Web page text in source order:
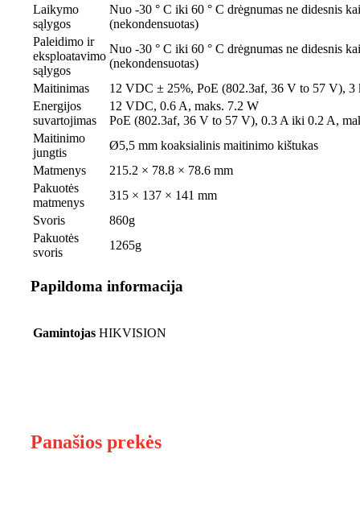
Laikymo
sąlygos
Nuo -30 ° C iki 60 ° C drėgnumas ne didesnis
(nekondensuotas)
Paleidimo ir
eksploatavimo
sąlygos
Nuo -30 ° C iki 60 ° C drėgnumas ne didesnis
(nekondensuotas)
Maitinimas
12 VDC ± 25%, PoE (802.3af, 36 V to 57 V), 3
Energijos
suvartojimas
12 VDC, 0.6 A, maks. 7.2 W
PoE (802.3af, 36 V to 57 V), 0.3 A iki 0.2 A,
Maitinimo
jungtis
Ø5,5 mm koaksialinis maitinimo kištukas
Matmenys
215.2 × 78.8 × 78.6 mm
Pakuotės
matmenys
315 × 137 × 141 mm
Svoris
860g
Pakuotės
svoris
1265g
Papildoma informacija
Gamintojas HIKVISION
Panašios prekės